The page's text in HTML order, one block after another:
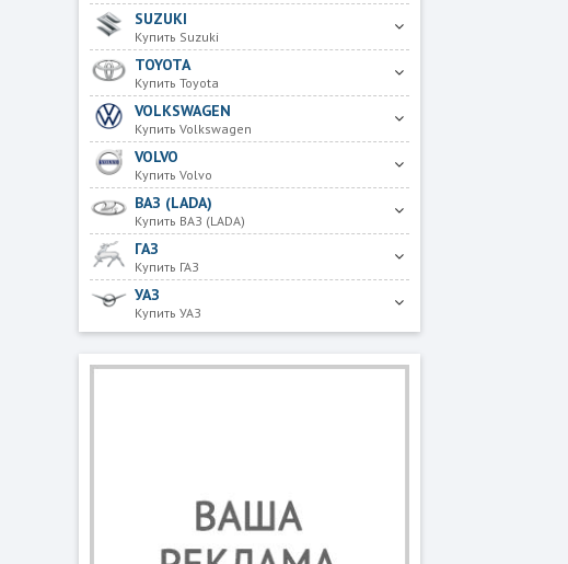
SUZUKI
Купить Suzuki
TOYOTA
Купить Toyota
VOLKSWAGEN
Купить Volkswagen
VOLVO
Купить Volvo
ВАЗ (LADA)
Купить ВАЗ (LADA)
ГАЗ
Купить ГАЗ
УАЗ
Купить УАЗ